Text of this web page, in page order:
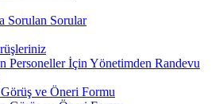
Sorulan Sorular
Personeller İçin Yönetimden Randevu
ve Öneri Formu